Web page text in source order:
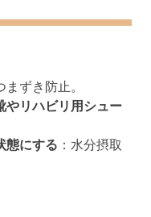
まずき防止。
やリハビリ用シュー
態にする ：水分摂取